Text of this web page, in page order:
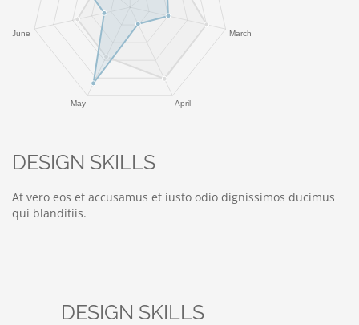
DESIGN SKILLS
At vero eos et accusamus et iusto odio dignissimos ducimus
qui blanditiis.
DESIGN SKILLS